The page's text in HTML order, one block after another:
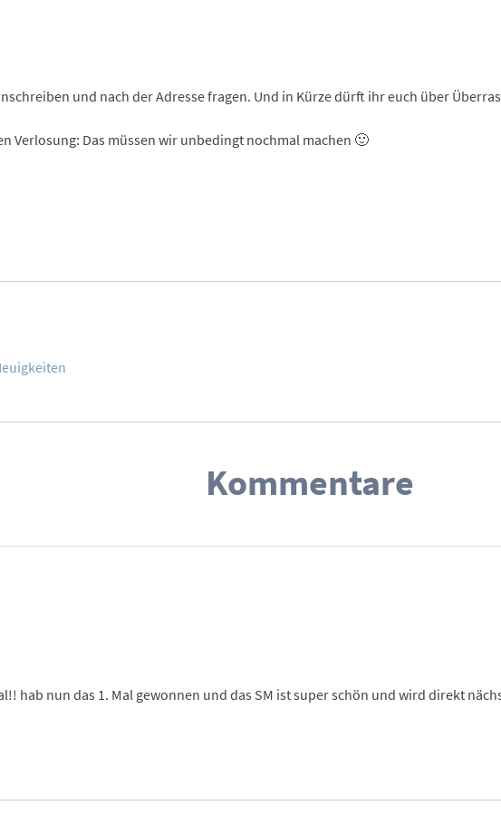
und nach der Adresse fragen. Und in Kürze dürft ihr euch über
Verlosung: Das müssen wir unbedingt nochmal machen 🙂
Kommentare
hab nun das 1. Mal gewonnen und das SM ist super schön und wird direkt